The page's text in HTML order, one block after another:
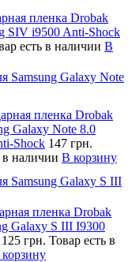
пленка Drobak
SIV i9500 Anti-Shock
есть в наличии В
Samsung Galaxy Note
пленка Drobak
Galaxy Note 8.0
Shock 147 грн.
в наличии В корзину
Samsung Galaxy S III
пленка Drobak
Galaxy S III I9300
125 грн. Товар есть в